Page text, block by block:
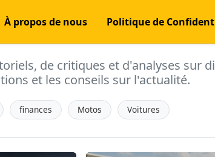
À propos de nous Politique de
de critiques et d'analyses sur
et les conseils sur l'actualité.
finances Motos Voitures